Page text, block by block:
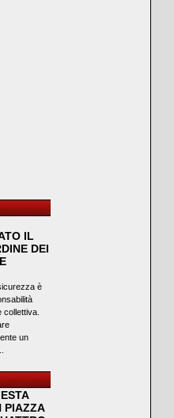
IL
DEI
è
collettiva.
un
PIAZZA